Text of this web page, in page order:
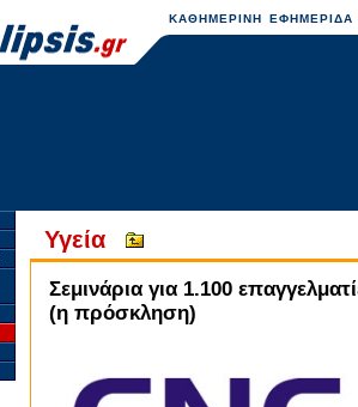
ΚΑΘΗΜΕΡΙΝΗ ΕΦΗΜΕΡΙΔΑ
Υγεία
Σεμινάρια για 1.100
(η πρόσκληση)